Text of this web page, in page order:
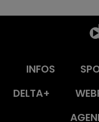
INFOS
DELTA+